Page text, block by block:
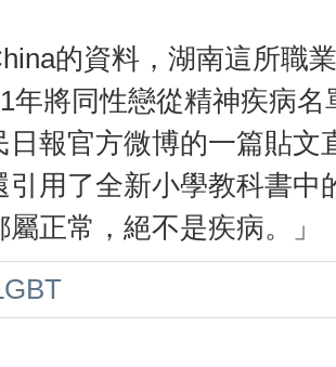
的資料，湖南這所職
年將同性戀從精神疾病
日報官方微博的一篇貼
引用了全新小學教科書
正常，絕不是疾病。」